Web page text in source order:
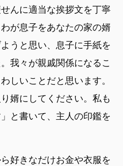
んに適当な挨拶文を丁寧
が息子をあなたの家の婿
うと思い、息子に手紙を
我々が親戚関係になるこ
しいことだと思います。
婿にしてください。私も
と書いて、主人の印鑑を
好きなだけお金や衣服を